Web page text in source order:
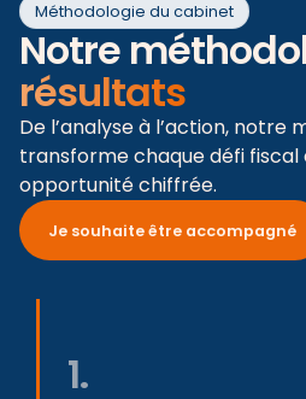
Méthodologie du cabinet
Notre
résultats
De l’analyse à l’action, notre
transforme chaque défi fiscal
opportunité chiffrée.
Je souhaite être accompagné
1.